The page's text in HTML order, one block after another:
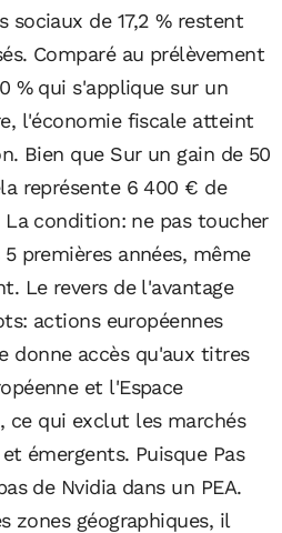
sociaux de 17,2 % restent
Comparé au prélèvement
% qui s'applique sur un
l'économie fiscale atteint
Bien que Sur un gain de 50
représente 6 400 € de
La condition: ne pas toucher
premières années, même
Le revers de l'avantage
actions européennes
donne accès qu'aux titres
et l'Espace
ce qui exclut les marchés
émergents. Puisque Pas
de Nvidia dans un PEA.
zones géographiques, il